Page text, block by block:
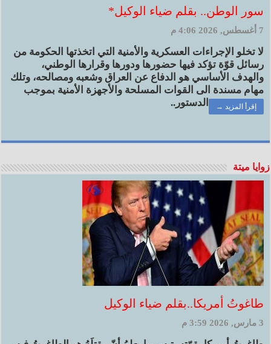
سور الوطن.. بقلم ضياء الوكيل*
7 أغسطس, 2026 4:06 م
لا تخلو الإجراءات العسكرية والأمنية التي اتخذتها الحكومة من
رسائل قوّة تؤكد فيها حضورها ودورها وقرارها الوطني،
والهدف الأساسي هو الدفاع عن العراق وشعبه ومصالحه، وتلك
مهام مسندة الى القوات المسلحة والأجهزة الأمنية بموجب
الدستور..
إقرأ المزيد →
زوايا ميتة
طاغوتُ أمريكا..بقلم ضياء الوكيل
3 مارس, 2026 3:59 م